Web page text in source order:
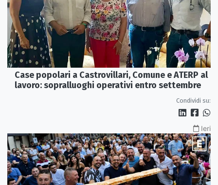
Case popolari a Castrovillari, Comune e ATERP al
lavoro: sopralluoghi operativi entro settembre
Condividi su:
Ieri